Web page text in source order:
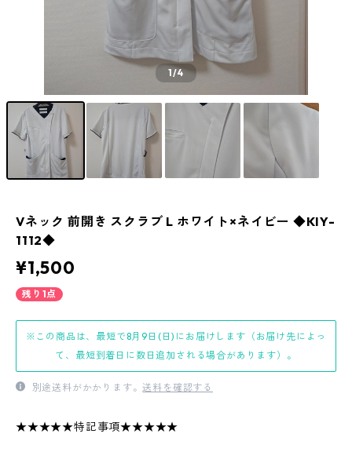
1/4
Vネック 前開き スクラブ L ホワイト×ネイビー ◆KIY-
1112◆
¥1,500
残り1点
※この商品は、最短で8月9日(日)にお届けします（お届け先によっ
て、最短到着日に数日追加される場合があります）。
別途送料がかかります。送料を確認する
★★★★★特記事項★★★★★